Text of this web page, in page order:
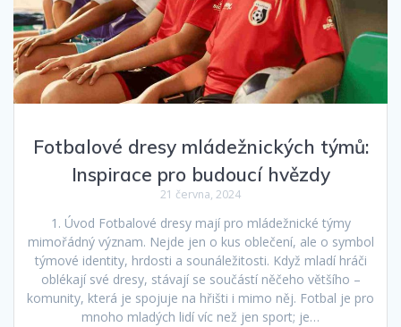
Fotbalové dresy mládežnických týmů:
Inspirace pro budoucí hvězdy
21 června, 2024
1. Úvod Fotbalové dresy mají pro mládežnické týmy
mimořádný význam. Nejde jen o kus oblečení, ale o symbol
týmové identity, hrdosti a sounáležitosti. Když mladí hráči
oblékají své dresy, stávají se součástí něčeho většího –
komunity, která je spojuje na hřišti i mimo něj. Fotbal je pro
mnoho mladých lidí víc než jen sport; je…